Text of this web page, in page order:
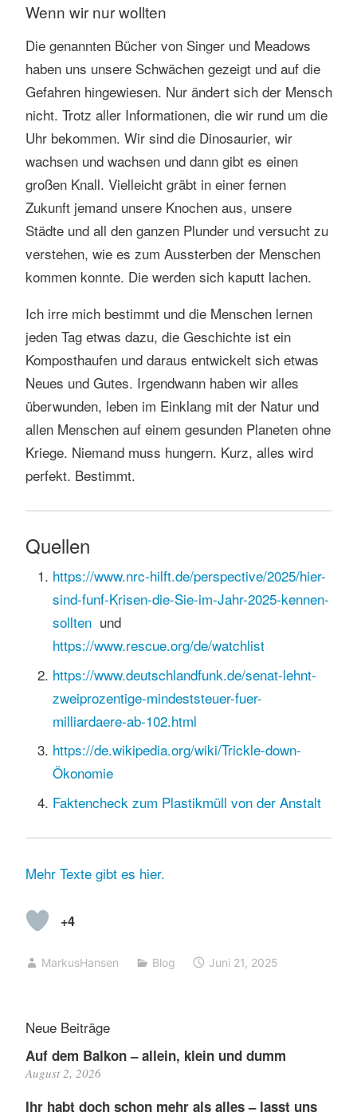
Wenn wir nur wollten
Die genannten Bücher von Singer und Meadows
haben uns unsere Schwächen gezeigt und auf die
Gefahren hingewiesen. Nur ändert sich der Mensch
nicht. Trotz aller Informationen, die wir rund um die
Uhr bekommen. Wir sind die Dinosaurier, wir
wachsen und wachsen und dann gibt es einen
großen Knall. Vielleicht gräbt in einer fernen
Zukunft jemand unsere Knochen aus, unsere
Städte und all den ganzen Plunder und versucht zu
verstehen, wie es zum Aussterben der Menschen
kommen konnte. Die werden sich kaputt lachen.
Ich irre mich bestimmt und die Menschen lernen
jeden Tag etwas dazu, die Geschichte ist ein
Komposthaufen und daraus entwickelt sich etwas
Neues und Gutes. Irgendwann haben wir alles
überwunden, leben im Einklang mit der Natur und
allen Menschen auf einem gesunden Planeten ohne
Kriege. Niemand muss hungern. Kurz, alles wird
perfekt. Bestimmt.
Quellen
https://www.nrc-hilft.de/perspective/2025/hier-
sind-funf-Krisen-die-Sie-im-Jahr-2025-kennen-
solltenund
https://www.rescue.org/de/watchlist
https://www.deutschlandfunk.de/senat-lehnt-
zweiprozentige-mindeststeuer-fuer-
milliardaere-ab-102.html
https://de.wikipedia.org/wiki/Trickle-down-
Ökonomie
Faktencheck zum Plastikmüll von der Anstalt
Mehr Texte gibt es hier.
+4
MarkusHansen Blog Juni 21, 2025
Neue Beiträge
Auf dem Balkon – allein, klein und dumm
August 2, 2026
Ihr habt doch schon mehr als alles – lasst uns